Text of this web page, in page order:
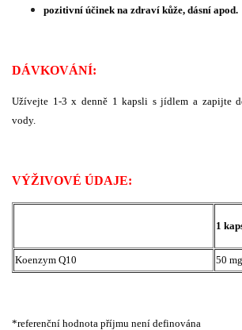
pozitivní účinek na zdraví kůže, dásní apod.
DÁVKOVÁNÍ:
Užívejte 1-3 x denně 1 kapsli s jídlem a zapijte
vody.
VÝŽIVOVÉ ÚDAJE:
1
Koenzym Q10 50
*referenční hodnota příjmu není definována